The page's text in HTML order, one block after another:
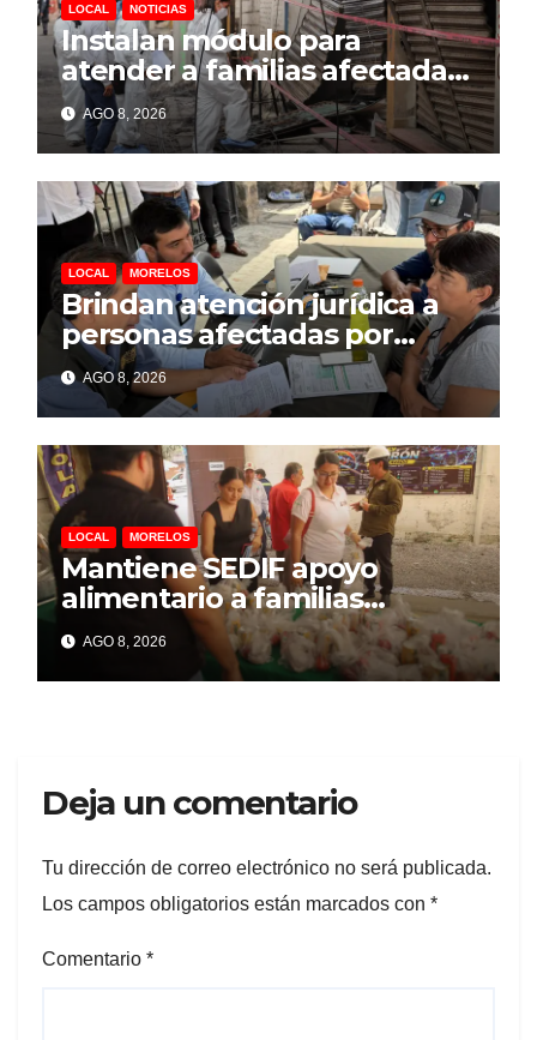
LOCAL NOTICIAS
Instalan módulo para
atender a familias afectadas
por explosión en Las Granjas
AGO 8, 2026
LOCAL MORELOS
Brindan atención jurídica a
personas afectadas por
explosión de pipa en Las
Granjas
AGO 8, 2026
LOCAL MORELOS
Mantiene SEDIF apoyo
alimentario a familias
afectadas por explosión en
Las Granjas
AGO 8, 2026
Deja un comentario
Tu dirección de correo electrónico no será publicada.
Los campos obligatorios están marcados con *
Comentario *